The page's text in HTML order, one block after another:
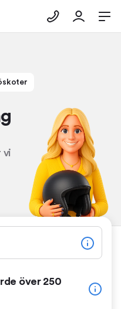
vi
över 250